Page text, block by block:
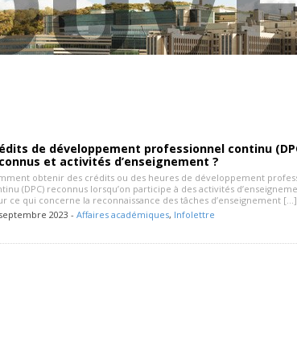
de développement professionnel continu
et activités d’enseignement ?
obtenir des crédits ou des heures de développement
(DPC) reconnus lorsqu’on participe à des activités
ce qui concerne la reconnaissance des tâches d’enseignement […]
2023 - Affaires académiques, Infolettre